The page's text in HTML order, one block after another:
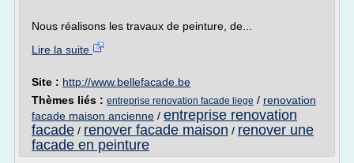
Nous réalisons les travaux de peinture, de...
Lire la suite
Site : http://www.bellefacade.be
Thèmes liés : entreprise renovation facade liege / renovation
facade maison ancienne / entreprise renovation
facade / renover facade maison / renover une
facade en peinture